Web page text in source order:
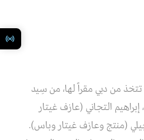
تتخذ من دبي مقراً لها، من سِيد
التجاني (عازف غيتار
(منتج وعازف غيتار وباس).